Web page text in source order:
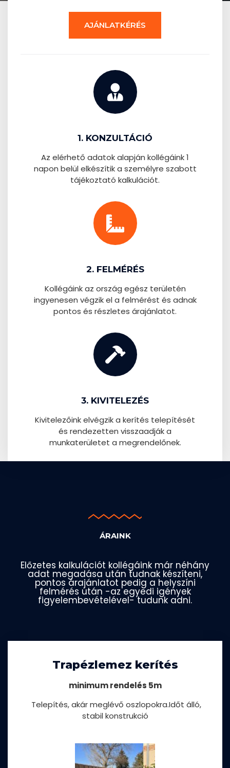
AJÁNLATKÉRÉS
1. KONZULTÁCIÓ
Az elérhető adatok alapján kollégáink 1
napon belül elkészítik a személyre szabott
tájékoztató kalkulációt.
2. FELMÉRÉS
Kollégáink az ország egész területén
ingyenesen végzik el a felmérést és adnak
pontos és részletes árajánlatot.
3. KIVITELEZÉS
Kivitelezőink elvégzik a kerítés telepítését
és rendezetten visszaadják a
munkaterületet a megrendelőnek.
ÁRAINK
Előzetes kalkulációt kollégáink már néhány
adat megadása után tudnak készíteni,
pontos árajánlatot pedig a helyszíni
felmérés után -az egyedi igények
figyelembevételével- tudunk adni.
Trapézlemez kerítés
minimum rendelés 5m
Telepítés, akár meglévő oszlopokra.Időt álló,
stabil konstrukció